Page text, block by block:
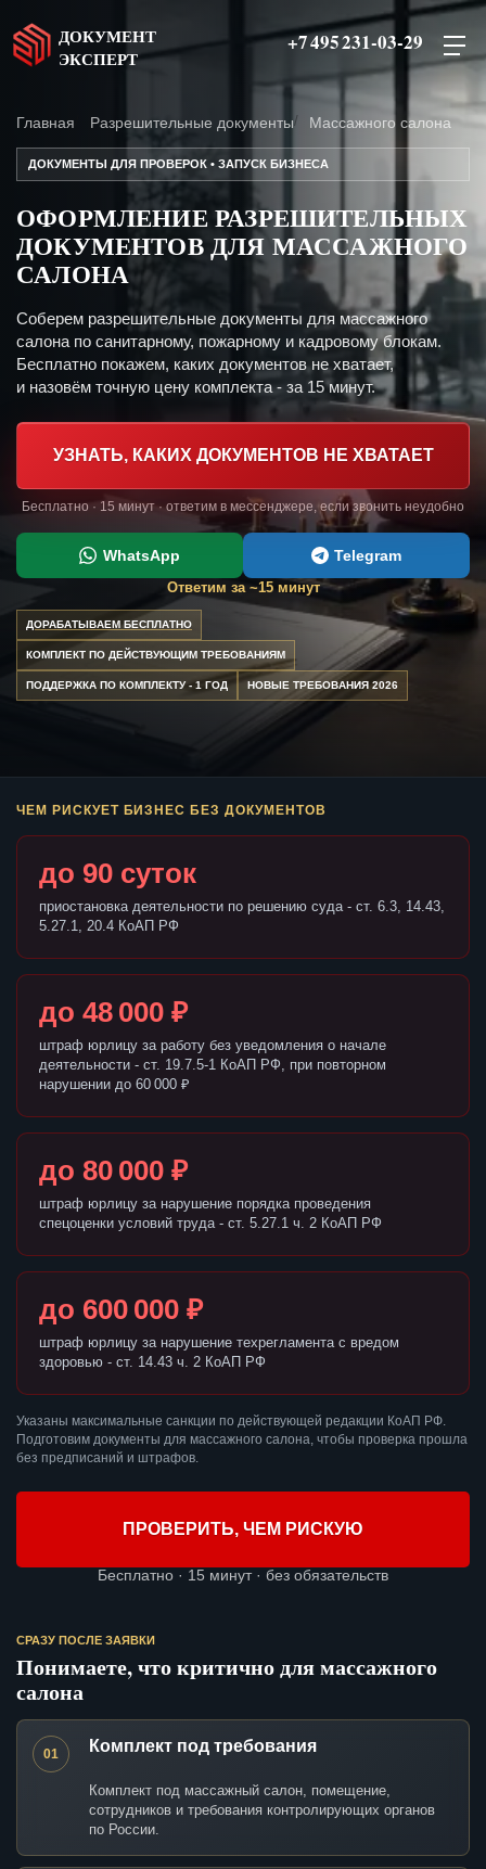
ДОКУМЕНТ
ЭКСПЕРТ
+7 495 231-03-29
Главная Разрешительные документы Массажного салона
ДОКУМЕНТЫ ДЛЯ ПРОВЕРОК • ЗАПУСК БИЗНЕСА
ОФОРМЛЕНИЕ РАЗРЕШИТЕЛЬНЫХ
ДОКУМЕНТОВ ДЛЯ МАССАЖНОГО
САЛОНА
Соберем разрешительные документы для массажного
салона по санитарному, пожарному и кадровому блокам.
Бесплатно покажем, каких документов не хватает,
и назовём точную цену комплекта - за 15 минут.
УЗНАТЬ, КАКИХ ДОКУМЕНТОВ НЕ ХВАТАЕТ
Бесплатно · 15 минут · ответим в мессенджере, если звонить неудобно
WhatsApp Telegram
Ответим за ~15 минут
ДОРАБАТЫВАЕМ БЕСПЛАТНО
КОМПЛЕКТ ПО ДЕЙСТВУЮЩИМ ТРЕБОВАНИЯМ
ПОДДЕРЖКА ПО КОМПЛЕКТУ - 1 ГОД НОВЫЕ ТРЕБОВАНИЯ 2026
ЧЕМ РИСКУЕТ БИЗНЕС БЕЗ ДОКУМЕНТОВ
до 90 суток
приостановка деятельности по решению суда - ст. 6.3, 14.43,
5.27.1, 20.4 КоАП РФ
до 48 000 ₽
штраф юрлицу за работу без уведомления о начале
деятельности - ст. 19.7.5-1 КоАП РФ, при повторном
нарушении до 60 000 ₽
до 80 000 ₽
штраф юрлицу за нарушение порядка проведения
спецоценки условий труда - ст. 5.27.1 ч. 2 КоАП РФ
до 600 000 ₽
штраф юрлицу за нарушение техрегламента с вредом
здоровью - ст. 14.43 ч. 2 КоАП РФ
Указаны максимальные санкции по действующей редакции КоАП РФ.
Подготовим документы для массажного салона, чтобы проверка прошла
без предписаний и штрафов.
ПРОВЕРИТЬ, ЧЕМ РИСКУЮ
Бесплатно · 15 минут · без обязательств
СРАЗУ ПОСЛЕ ЗАЯВКИ
Понимаете, что критично для массажного
салона
01 Комплект под требования
Комплект под массажный салон, помещение,
сотрудников и требования контролирующих органов
по России.